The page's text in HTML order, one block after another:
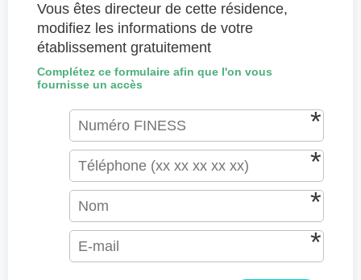
Vous êtes directeur de cette résidence,
modifiez les informations de votre
établissement gratuitement
Complétez ce formulaire afin que l'on vous
fournisse un accès